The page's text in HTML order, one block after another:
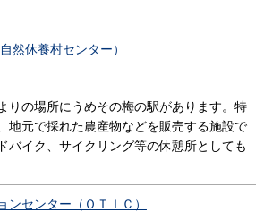
然休養村センター）
りの場所にうめその梅の駅があります。特
地元で採れた農産物などを販売する施設で
バイク、サイクリング等の休憩所としても
ンセンター（ＯＴＩＣ）